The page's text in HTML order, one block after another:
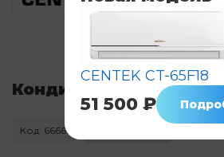
Кондиционер CENTEK
Код: 6666
CENTEK CT-65F18
51 500 ₽